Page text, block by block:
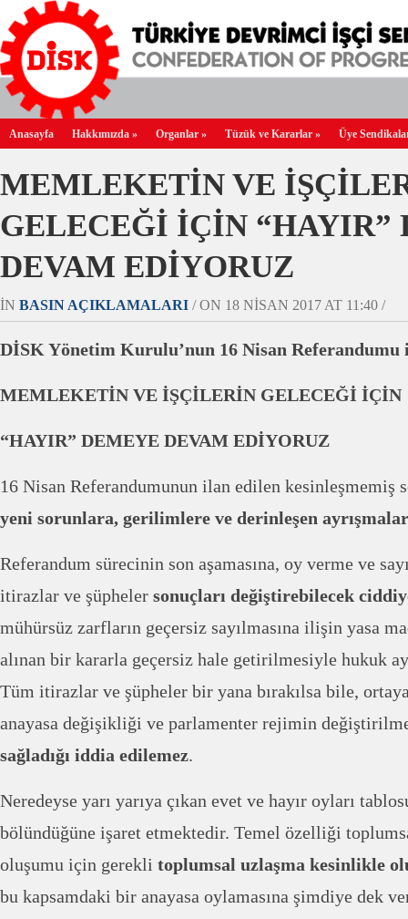
Anasayfa Hakkımızda » Organlar » Tüzük ve Kararlar » Üye
MEMLEKETİN VE
GELECEĞİ İÇİN “HAYIR”
DEVAM EDİYORUZ
IN BASIN AÇIKLAMALARI / ON 18 NISAN 2017 AT 11:40 /
DİSK Yönetim Kurulu’nun 16 Nisan Referandumu
MEMLEKETİN VE İŞÇİLERİN GELECEĞİ İÇİN
“HAYIR” DEMEYE DEVAM EDİYORUZ
16 Nisan Referandumunun ilan edilen kesinleşmemiş
yeni sorunlara, gerilimlere ve derinleşen
Referandum sürecinin son aşamasına, oy verme ve
itirazlar ve şüpheler sonuçları değiştirebilecek
mühürsüz zarfların geçersiz sayılmasına ilişin yasa
alınan bir kararla geçersiz hale getirilmesiyle hukuk
Tüm itirazlar ve şüpheler bir yana bırakılsa bile,
anayasa değişikliği ve parlamenter rejimin
sağladığı iddia edilemez.
Neredeyse yarı yarıya çıkan evet ve hayır oyları
bölündüğüne işaret etmektedir. Temel özelliği
oluşumu için gerekli toplumsal uzlaşma kesinlikle
bu kapsamdaki bir anayasa oylamasına şimdiye dek